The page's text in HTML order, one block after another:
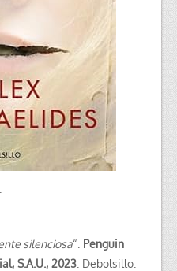
silenciosa“. Penguin
S.A.U., 2023 . Debolsillo.